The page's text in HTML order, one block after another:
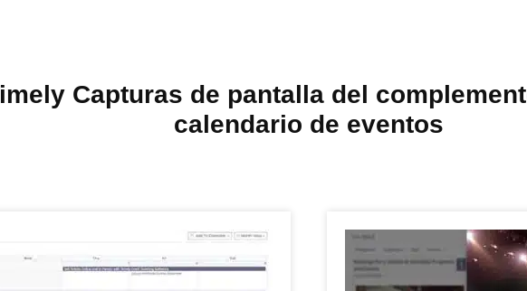
Capturas de pantalla del
calendario de eventos